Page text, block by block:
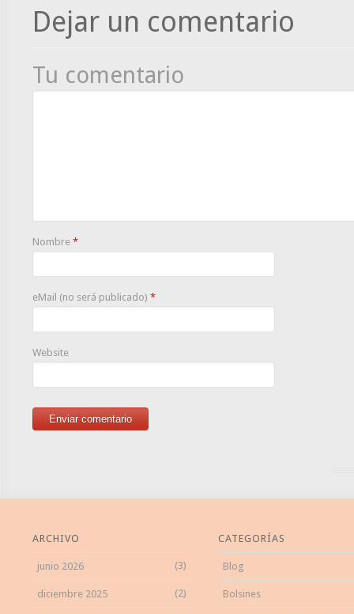
Dejar un comentario
Tu comentario
Nombre *
eMail (no será publicado) *
Website
ARCHIVO
junio 2026 (3)
diciembre 2025 (2)
CATEGORÍAS
Blog
Bolsines